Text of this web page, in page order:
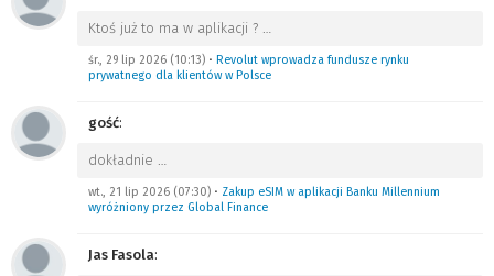
Ktoś już to ma w aplikacji ? …
śr., 29 lip 2026 (10:13) • Revolut wprowadza fundusze rynku
prywatnego dla klientów w Polsce
gość:
dokładnie …
wt., 21 lip 2026 (07:30) • Zakup eSIM w aplikacji Banku Millennium
wyróżniony przez Global Finance
Jas Fasola: